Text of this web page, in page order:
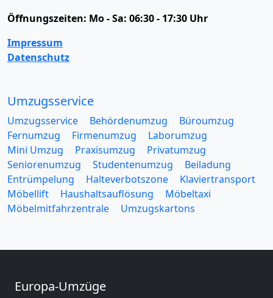
Öffnungszeiten: Mo - Sa: 06:30 - 17:30 Uhr
Impressum
Datenschutz
Umzugsservice
Umzugsservice Behördenumzug
Büroumzug
Fernumzug
Firmenumzug
Laborumzug
Mini Umzug
Praxisumzug
Privatumzug
Seniorenumzug
Studentenumzug
Beiladung
Entrümpelung
Halteverbotszone
Klaviertransport
Möbellift
Haushaltsauflösung
Möbeltaxi
Möbelmitfahrzentrale
Umzugskartons
Europa-Umzüge